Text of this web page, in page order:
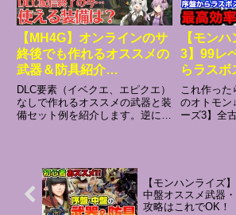
【MH4G】オンラインのサ
終後でも作れるオススメの
武器＆防具紹介
【VOICEROID2】
DLC要素（イベクエ、エピクエ）
なしで作れるオススメの武器と装
備セット例を紹介します。逆に
編6:25 装備（防具セット） 編
4G ストーリー攻...
【モン
3】99レ
らラスボ
える最高
法を解説
ンタース
これ作っ
のオトモン
ーズ3】全
ターン討伐
【モンハンライズ
中盤オススメ武器
攻略はこれでOK！